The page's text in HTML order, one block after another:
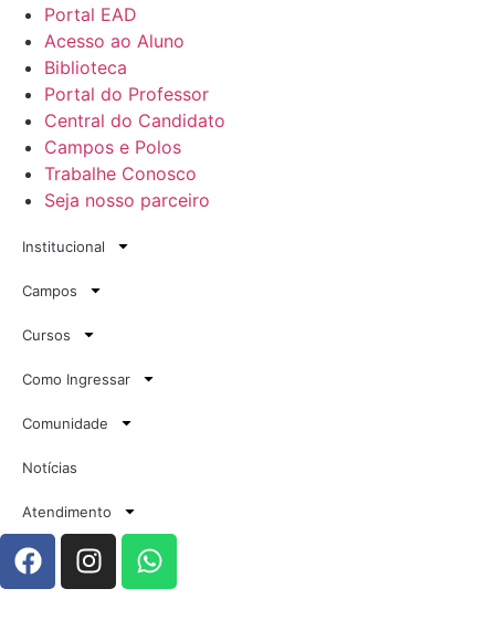
Portal EAD
Acesso ao Aluno
Biblioteca
Portal do Professor
Central do Candidato
Campos e Polos
Trabalhe Conosco
Seja nosso parceiro
Institucional
Campos
Cursos
Como Ingressar
Comunidade
Notícias
Atendimento